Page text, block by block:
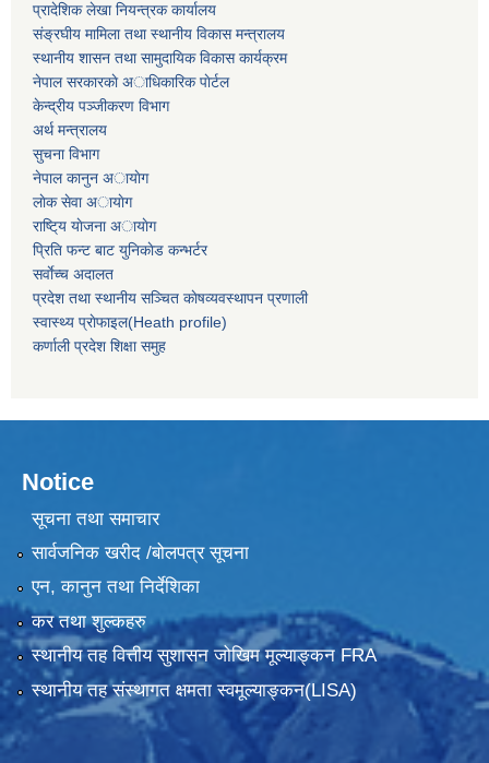
प्रादेशिक लेखा नियन्त्रक कार्यालय
संङ्रघीय मामिला तथा स्थानीय विकास मन्त्रालय
स्थानीय शासन तथा सामुदायिक विकास कार्यक्रम
नेपाल सरकारकाे अाधिकारिक पाेर्टल
केन्द्रीय पञ्जीकरण विभाग
अर्थ मन्त्रालय
सुचना विभाग
नेपाल कानुन अायाेग
लाेक सेवा अायाेग
राष्टि्य याेजना अायाेग
प्रिति फन्ट बाट युनिकाेड कन्भर्टर
सर्वाेच्च अदालत
प्रदेश तथा स्थानीय सञ्चित काेषव्यवस्थापन प्रणाली
स्वास्थ्य प्राेफाइल(Heath profile)
कर्णाली प्रदेश शिक्षा समुह
Notice
सूचना तथा समाचार
सार्वजनिक खरीद /बोलपत्र सूचना
एन, कानुन तथा निर्देशिका
कर तथा शुल्कहरु
स्थानीय तह वित्तीय सुशासन जोखिम मूल्याङ्कन FRA
स्थानीय तह संस्थागत क्षमता स्वमूल्याङ्कन(LISA)